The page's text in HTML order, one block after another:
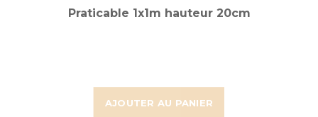
AJOUTER AU PANIER
Praticable 1x1m hauteur 20cm